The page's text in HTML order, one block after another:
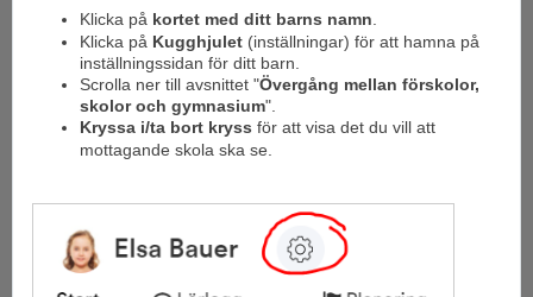
Klicka på kortet med ditt barns namn.
Klicka på Kugghjulet (inställningar) för att hamna på
inställningssidan för ditt barn.
Scrolla ner till avsnittet "Övergång mellan förskolor,
skolor och gymnasium".
Kryssa i/ta bort kryss för att visa det du vill att
mottagande skola ska se.